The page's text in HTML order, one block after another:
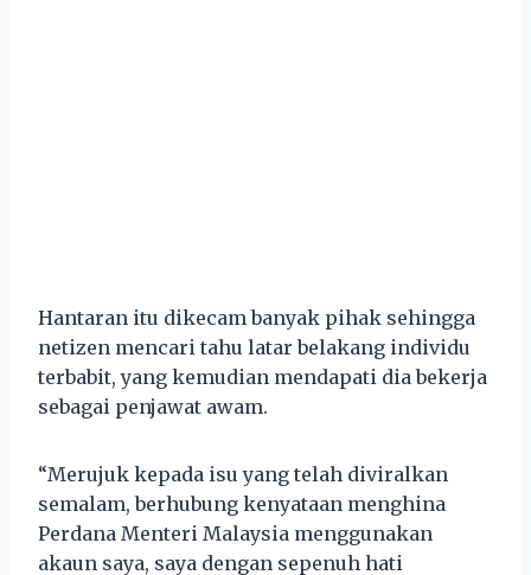
Hantaran itu dikecam banyak pihak sehingga
netizen mencari tahu latar belakang individu
terbabit, yang kemudian mendapati dia bekerja
sebagai penjawat awam.
“Merujuk kepada isu yang telah diviralkan
semalam, berhubung kenyataan menghina
Perdana Menteri Malaysia menggunakan
akaun saya, saya dengan sepenuh hati